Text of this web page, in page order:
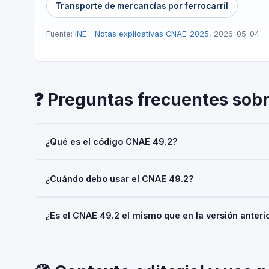
Transporte de mercancías por ferrocarril
Fuente: INE – Notas explicativas CNAE-2025, 2026-05-04
❓ Preguntas frecuentes
¿Qué es el código CNAE 49.2?
Económicas 2025 (CNAE-2025), aprobada por Real
¿Cuándo debo usar el CNAE 49.2?
la Seguridad Social (RETA), al registrar una sociedad
¿Es el CNAE 49.2 el mismo que en la versión